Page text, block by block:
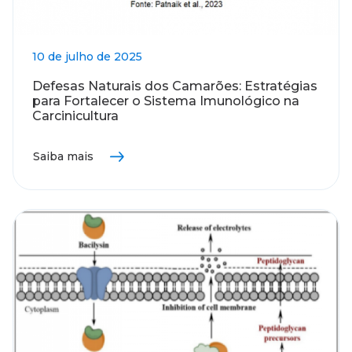
10 de julho de 2025
Defesas Naturais dos Camarões: Estratégias
para Fortalecer o Sistema Imunológico na
Carcinicultura
Saiba mais